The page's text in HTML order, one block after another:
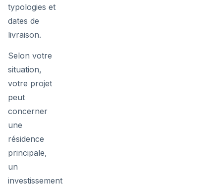
typologies et
dates de
livraison.
Selon votre
situation,
votre projet
peut
concerner
une
résidence
principale,
un
investissement